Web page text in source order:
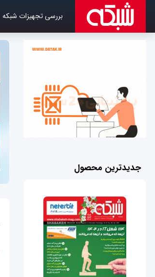
بررسی تجهیزات شبکه
جدیدترین محصول